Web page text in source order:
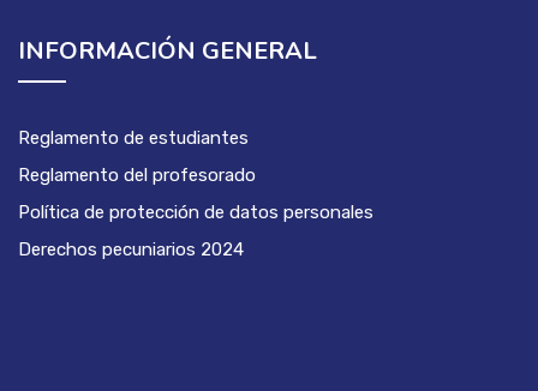
INFORMACIÓN GENERAL
Reglamento de estudiantes
Reglamento del profesorado
Política de protección de datos personales
Derechos pecuniarios 2024